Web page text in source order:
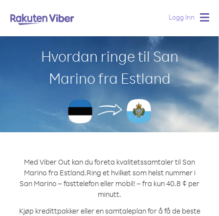
Logg Inn
Hvordan ringe til San
Marino fra Estland
Med Viber Out kan du foreta kvalitetssamtaler til San
Marino fra Estland.Ring et hvilket som helst nummer i
San Marino – fasttelefon eller mobil! – fra kun 40.8 ¢ per
minutt.
Kjøp kredittpakker eller en samtaleplan for å få de beste